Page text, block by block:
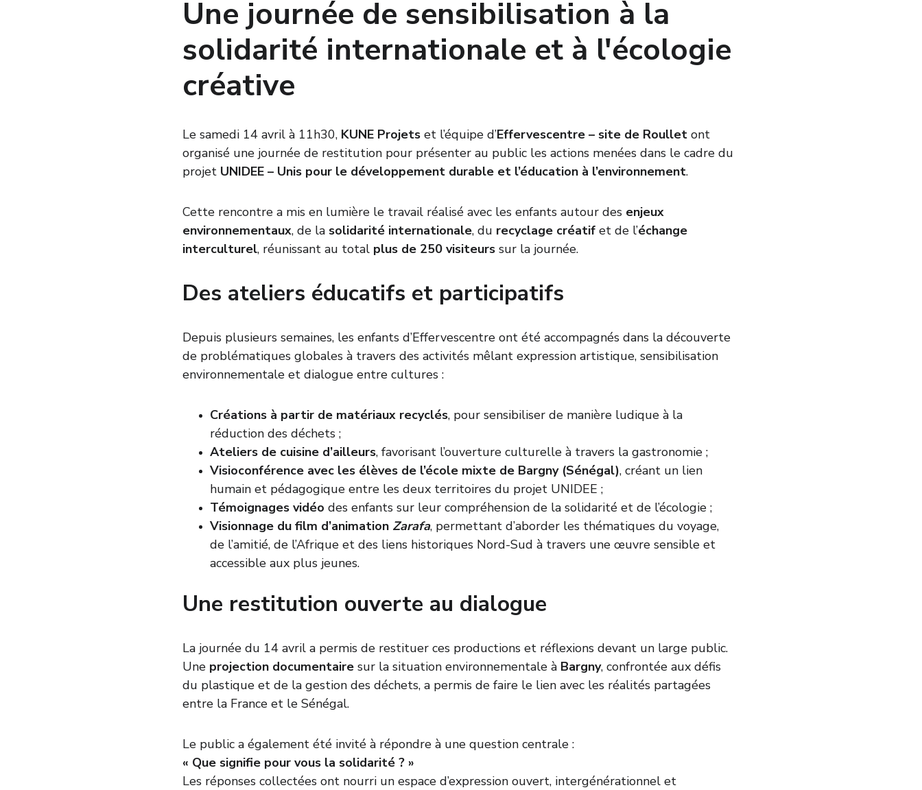
Une journée de sensibilisation à la
solidarité internationale et à l'écologie
créative
Le samedi 14 avril à 11h30, KUNE Projets et l’équipe d’Effervescentre – site de Roullet ont
organisé une journée de restitution pour présenter au public les actions menées dans le cadre du
projet UNIDEE – Unis pour le développement durable et l’éducation à l’environnement.
Cette rencontre a mis en lumière le travail réalisé avec les enfants autour des enjeux
environnementaux, de la solidarité internationale, du recyclage créatif et de l’échange
interculturel, réunissant au total plus de 250 visiteurs sur la journée.
Des ateliers éducatifs et participatifs
Depuis plusieurs semaines, les enfants d’Effervescentre ont été accompagnés dans la découverte
de problématiques globales à travers des activités mêlant expression artistique, sensibilisation
environnementale et dialogue entre cultures :
Créations à partir de matériaux recyclés, pour sensibiliser de manière ludique à la
réduction des déchets ;
Ateliers de cuisine d’ailleurs, favorisant l’ouverture culturelle à travers la gastronomie ;
Visioconférence avec les élèves de l’école mixte de Bargny (Sénégal), créant un lien
humain et pédagogique entre les deux territoires du projet UNIDEE ;
Témoignages vidéo des enfants sur leur compréhension de la solidarité et de l’écologie ;
Visionnage du film d’animation Zarafa, permettant d’aborder les thématiques du voyage,
de l’amitié, de l’Afrique et des liens historiques Nord-Sud à travers une œuvre sensible et
accessible aux plus jeunes.
Une restitution ouverte au dialogue
La journée du 14 avril a permis de restituer ces productions et réflexions devant un large public.
Une projection documentaire sur la situation environnementale à Bargny, confrontée aux défis
du plastique et de la gestion des déchets, a permis de faire le lien avec les réalités partagées
entre la France et le Sénégal.
Le public a également été invité à répondre à une question centrale :
« Que signifie pour vous la solidarité ? »
Les réponses collectées ont nourri un espace d’expression ouvert, intergénérationnel et